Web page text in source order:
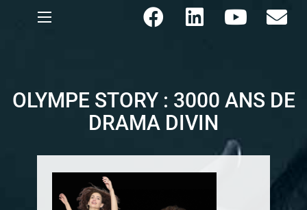
OLYMPE STORY : 3000 ANS DE
DRAMA DIVIN